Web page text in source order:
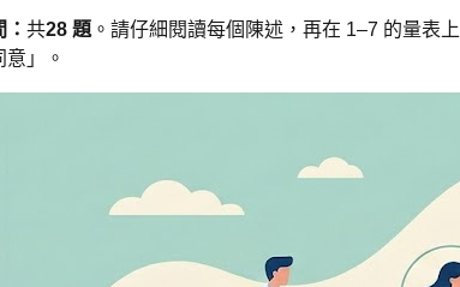
共28 題 。請仔細閱讀每個陳述，再在 1–7 的量表
意」。